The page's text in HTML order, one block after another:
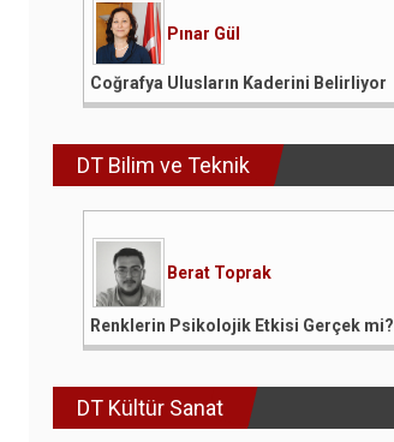
Pınar Gül
Coğrafya Ulusların Kaderini Belirliyor
DT Bilim ve Teknik
Berat Toprak
Renklerin Psikolojik Etkisi Gerçek mi?
DT Kültür Sanat